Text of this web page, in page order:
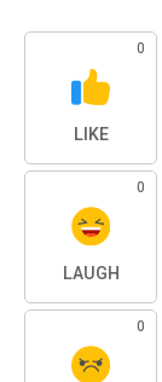
0
LIKE
0
LAUGH
0